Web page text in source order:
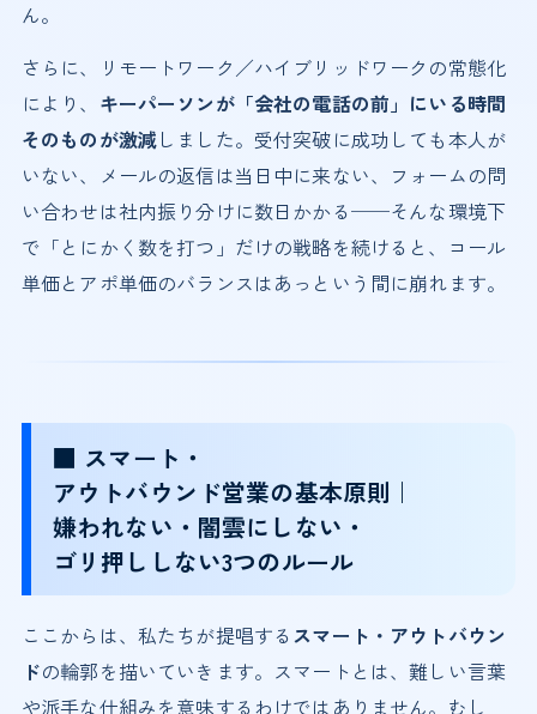
ん。
さらに、リモートワーク／ハイブリッドワークの常態化
により、 キーパーソンが「会社の電話の前」にいる時間
そのものが激減しました。受付突破に成功しても本人が
いない、メールの返信は当日中に来ない、フォームの問
い合わせは社内振り分けに数日かかる──そんな環境下
で「とにかく数を打つ」だけの戦略を続けると、コール
単価とアポ単価のバランスはあっという間に崩れます。
■ スマート・
アウトバウンド営業の基本原則｜
嫌われない・闇雲にしない・
ゴリ押ししない3つのルール
ここからは、私たちが提唱するスマート・アウトバウン
ドの輪郭を描いていきます。スマートとは、難しい言葉
や派手な仕組みを意味するわけではありません。むし